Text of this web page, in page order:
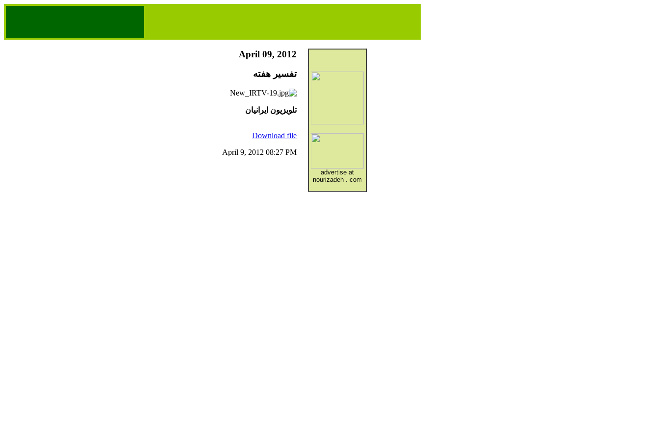
April 09, 2012
تفسير هفته
تلويزيون ايرانيان
Download file
April 9, 2012 08:27 PM
advertise at
nourizadeh . com